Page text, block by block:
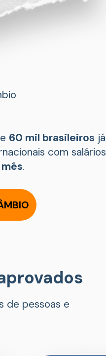
60 mil brasileiros já
com salários
.
de pessoas e